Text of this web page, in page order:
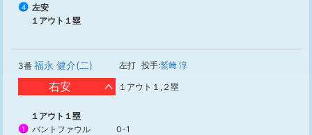
4
左安
１アウト１塁
3番 福永 健介(二) 左打 投手:鷲﨑 淳
右安 １アウト１,２塁
１アウト１塁
1 バントファウル 0-1